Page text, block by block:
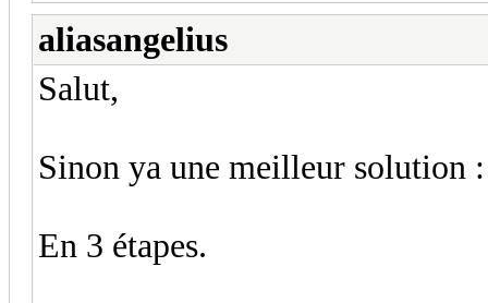
aliasangelius
Salut,
Sinon ya une meilleur solution :
En 3 étapes.